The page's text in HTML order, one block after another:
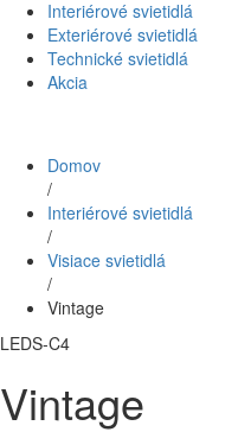
Interiérové svietidlá
Exteriérové svietidlá
Technické svietidlá
Akcia
Domov
/
Interiérové svietidlá
/
Visiace svietidlá
/
Vintage
LEDS-C4
Vintage